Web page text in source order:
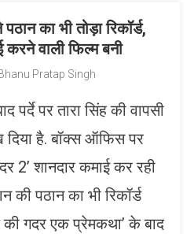
का भी तोड़ा रिकॉर्ड,
करने वाली फिल्म बनी
Pratap Singh
पर्दे पर तारा सिंह की वापसी
है. बॉक्स ऑफिस पर
2’ शानदार कमाई कर रही
पठान का भी रिकॉर्ड
गदर एक प्रेमकथा’ के बाद